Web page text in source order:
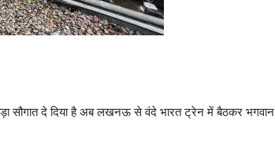
सौगात दे दिया है अब लखनऊ से वंदे भारत ट्रेन में बैठकर भगवान